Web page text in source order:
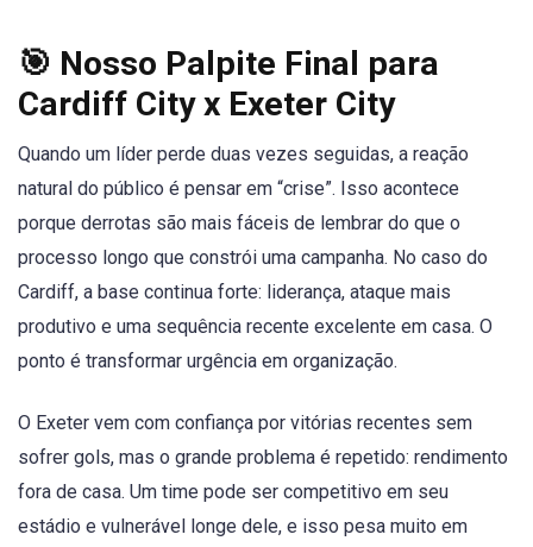
🎯 Nosso Palpite Final para
Cardiff City x Exeter City
Quando um líder perde duas vezes seguidas, a reação
natural do público é pensar em “crise”. Isso acontece
porque derrotas são mais fáceis de lembrar do que o
processo longo que constrói uma campanha. No caso do
Cardiff, a base continua forte: liderança, ataque mais
produtivo e uma sequência recente excelente em casa. O
ponto é transformar urgência em organização.
O Exeter vem com confiança por vitórias recentes sem
sofrer gols, mas o grande problema é repetido: rendimento
fora de casa. Um time pode ser competitivo em seu
estádio e vulnerável longe dele, e isso pesa muito em